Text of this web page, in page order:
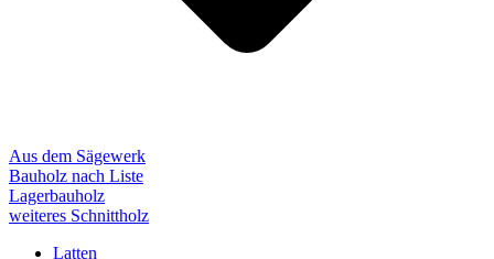
Aus dem Sägewerk
Bauholz nach Liste
Lagerbauholz
weiteres Schnittholz
Latten